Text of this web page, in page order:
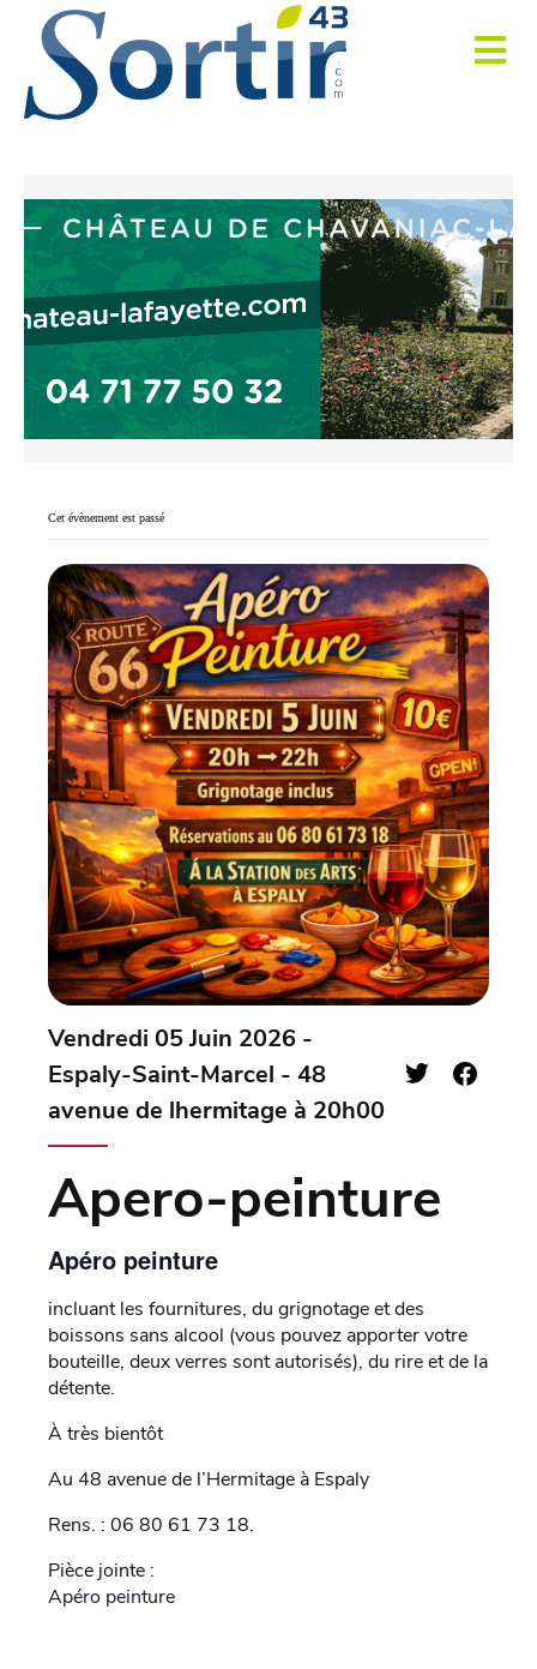
Cet évènement est passé
Vendredi 05 Juin 2026 -
Espaly-Saint-Marcel - 48
avenue de lhermitage à 20h00
Apero-peinture
Apéro peinture
incluant les fournitures, du grignotage et des
boissons sans alcool (vous pouvez apporter votre
bouteille, deux verres sont autorisés), du rire et de la
détente.
À très bientôt
Au 48 avenue de l’Hermitage à Espaly
Rens. : 06 80 61 73 18.
Pièce jointe :
Apéro peinture